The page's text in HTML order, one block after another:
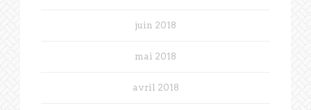
juin 2018
mai 2018
avril 2018